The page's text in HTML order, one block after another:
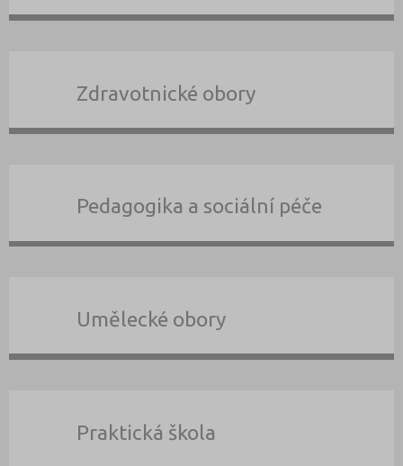
Zdravotnické obory
Pedagogika a sociální péče
Umělecké obory
Praktická škola